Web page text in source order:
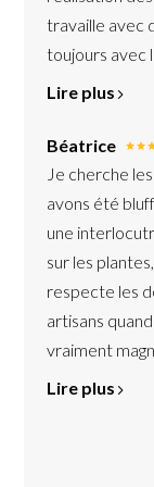
travaille avec
toujours avec
Lire plus
Béatrice
Je cherche
avons été
une
sur les
respecte les
artisans
vraiment
Lire plus